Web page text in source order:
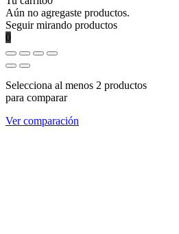
Aún no agregaste productos.
Seguir mirando productos
0
Selecciona al menos 2 productos
para comparar
Ver comparación